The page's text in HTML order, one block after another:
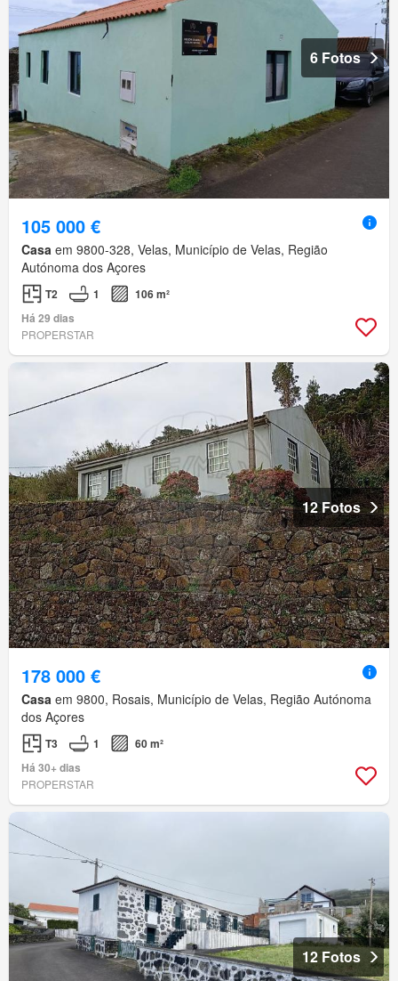
6 Fotos
105 000 €
Casa em 9800-328, Velas, Município de Velas, Região
Autónoma dos Açores
T2 1
106 m²
Há 29 dias
PROPERSTAR
12 Fotos
178 000 €
Casa em 9800, Rosais, Município de Velas, Região Autónoma
dos Açores
T3 1
60 m²
Há 30+ dias
PROPERSTAR
12 Fotos